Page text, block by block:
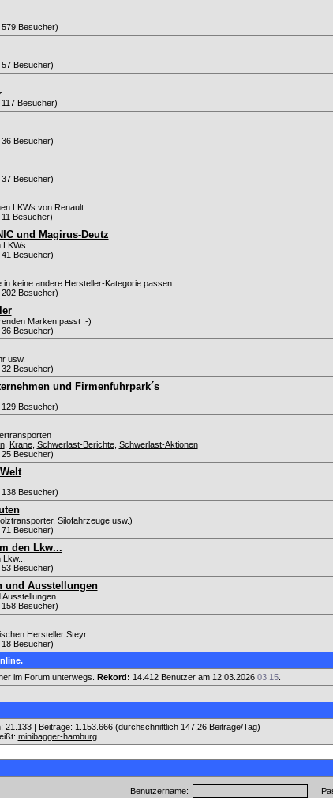
Besucher)
Besucher)
Besucher)
Besucher)
Besucher)
LKWs von Renault
Besucher)
und Magirus-Deutz
LKWs
Besucher)
in keine andere Hersteller-Kategorie passen
Besucher)
Marken passt :-)
Besucher)
usw.
Besucher)
und Firmenfuhrpark´s
Besucher)
, Krane, Schwerlast-Berichte, Schwerlast-Aktionen
Besucher)
Besucher)
Silofahrzeuge usw.)
Besucher)
den Lkw...
Besucher)
und Ausstellungen
Besucher)
Hersteller Steyr
Besucher)
im Forum unterwegs. Rekord: 14.412 Benutzer am 12.03.2026 03:15.
21.133 | Beiträge: 1.153.666 (durchschnittlich 147,26 Beiträge/Tag)
minibagger-hamburg.
Benutzername: